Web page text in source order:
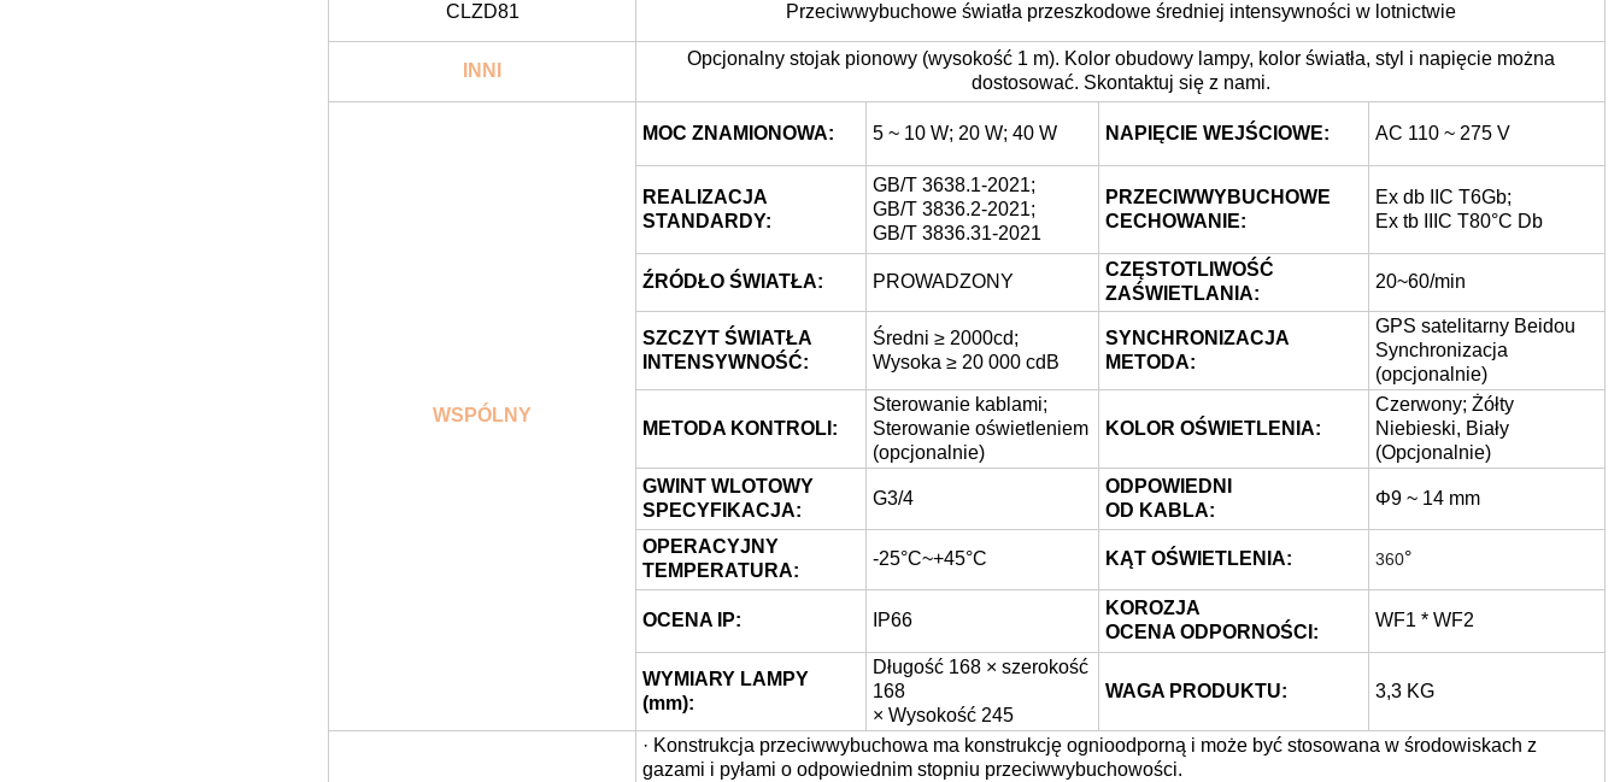
CLZD81 Przeciwwybuchowe światła przeszkodowe średniej intensywności w lotnictwie
INNI
Opcjonalny stojak pionowy (wysokość 1 m). Kolor obudowy lampy, kolor światła, styl i napięcie można
dostosować. Skontaktuj się z nami.
WSPÓLNY
MOC ZNAMIONOWA: 5 ~ 10 W; 20 W; 40 W NAPIĘCIE WEJŚCIOWE: AC 110 ~ 275 V
REALIZACJA
STANDARDY:
GB/T 3638.1-2021;
GB/T 3836.2-2021;
GB/T 3836.31-2021
PRZECIWWYBUCHOWE
CECHOWANIE:
Ex db IIC T6Gb;
Ex tb IIIC T80°C Db
ŹRÓDŁO ŚWIATŁA: PROWADZONY
CZĘSTOTLIWOŚĆ
ZAŚWIETLANIA:
20~60/min
SZCZYT ŚWIATŁA
INTENSYWNOŚĆ:
Średni ≥ 2000cd;
Wysoka ≥ 20 000 cdB
SYNCHRONIZACJA
METODA:
GPS satelitarny Beidou
Synchronizacja
(opcjonalnie)
METODA KONTROLI:
Sterowanie kablami;
Sterowanie oświetleniem
(opcjonalnie)
KOLOR OŚWIETLENIA:
Czerwony; Żółty
Niebieski, Biały
(Opcjonalnie)
GWINT WLOTOWY
SPECYFIKACJA:
G3/4
ODPOWIEDNI
OD KABLA:
Φ9 ~ 14 mm
OPERACYJNY
TEMPERATURA:
-25°C~+45°C KĄT OŚWIETLENIA: 360°
OCENA IP: IP66
KOROZJA
OCENA ODPORNOŚCI:
WF1 * WF2
WYMIARY LAMPY
(mm):
Długość 168 × szerokość
168
× Wysokość 245
WAGA PRODUKTU: 3,3 KG
· Konstrukcja przeciwwybuchowa ma konstrukcję ognioodporną i może być stosowana w środowiskach z
gazami i pyłami o odpowiednim stopniu przeciwwybuchowości.